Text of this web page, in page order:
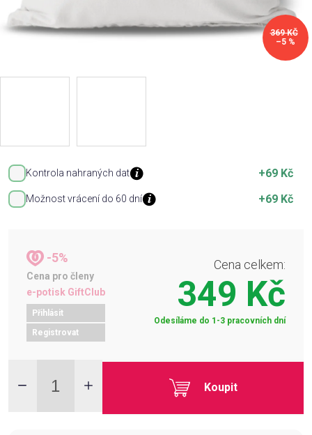
Kontrola nahraných dat +69 Kč
Možnost vrácení do 60 dní +69 Kč
-5%
Cena pro členy
e-potisk GiftClub
Přihlásit
Registrovat
Cena celkem:
349 Kč
Odesíláme do 1-3 pracovních dní
Koupit
369 KČ
–5 %